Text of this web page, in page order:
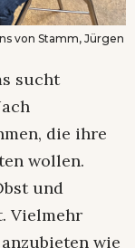
von Stamm, Jürgen
sucht
die ihre
wollen.
und
Vielmehr
wie